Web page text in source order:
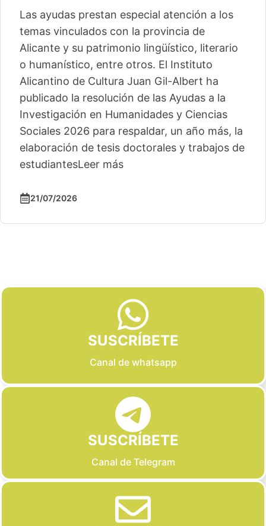
Las ayudas prestan especial atención a los
temas vinculados con la provincia de
Alicante y su patrimonio lingüístico, literario
o humanístico, entre otros. El Instituto
Alicantino de Cultura Juan Gil-Albert ha
publicado la resolución de las Ayudas a la
Investigación en Humanidades y Ciencias
Sociales 2026 para respaldar, un año más, la
elaboración de tesis doctorales y trabajos de
estudiantesLeer más
21/07/2026
SUSCRÍBETE
Canal de whatsapp
SUSCRÍBETE
Canal de Telegram